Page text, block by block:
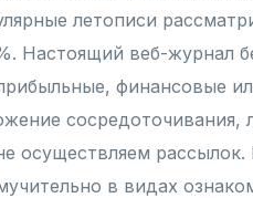
летописи
Настоящий веб-журнал
финансовые
осуществляем
в видах